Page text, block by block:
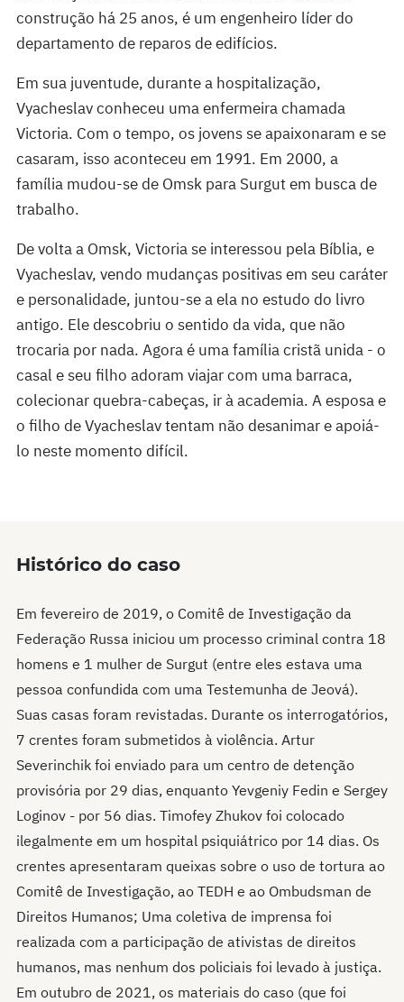
construção há 25 anos, é um engenheiro líder do
departamento de reparos de edifícios.
Em sua juventude, durante a hospitalização,
Vyacheslav conheceu uma enfermeira chamada
Victoria. Com o tempo, os jovens se apaixonaram e se
casaram, isso aconteceu em 1991. Em 2000, a
família mudou-se de Omsk para Surgut em busca de
trabalho.
De volta a Omsk, Victoria se interessou pela Bíblia, e
Vyacheslav, vendo mudanças positivas em seu caráter
e personalidade, juntou-se a ela no estudo do livro
antigo. Ele descobriu o sentido da vida, que não
trocaria por nada. Agora é uma família cristã unida - o
casal e seu filho adoram viajar com uma barraca,
colecionar quebra-cabeças, ir à academia. A esposa e
o filho de Vyacheslav tentam não desanimar e apoiá-
lo neste momento difícil.
Histórico do caso
Em fevereiro de 2019, o Comitê de Investigação da
Federação Russa iniciou um processo criminal contra 18
homens e 1 mulher de Surgut (entre eles estava uma
pessoa confundida com uma Testemunha de Jeová).
Suas casas foram revistadas. Durante os interrogatórios,
7 crentes foram submetidos à violência. Artur
Severinchik foi enviado para um centro de detenção
provisória por 29 dias, enquanto Yevgeniy Fedin e Sergey
Loginov - por 56 dias. Timofey Zhukov foi colocado
ilegalmente em um hospital psiquiátrico por 14 dias. Os
crentes apresentaram queixas sobre o uso de tortura ao
Comitê de Investigação, ao TEDH e ao Ombudsman de
Direitos Humanos; Uma coletiva de imprensa foi
realizada com a participação de ativistas de direitos
humanos, mas nenhum dos policiais foi levado à justiça.
Em outubro de 2021, os materiais do caso (que foi